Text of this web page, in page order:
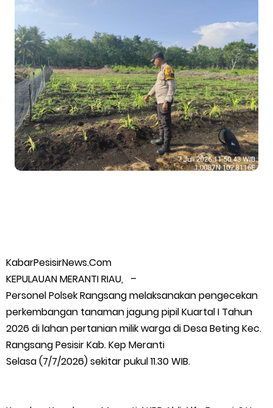
Ketenagakerjaan Diperkuat
Usut Skandal Lahan Ulayat Desa Palas, Sekoci24.co Resmi
Layangkan Surat Konfirmasi ke PT Arara Abadi.
Meranti 2026, 30 Putra-Putri Terbaik Disiapkan Kibarkan Merah
Putih
Jambore Nasional XII 2026 di Cibubur
Polres Kepulauan Meranti Gelar Ekspedisi Merah Putih" Jalin
Sinergitas dengan Insan Pers, Komunitas dan Mahasiswa
PLN Selat Panjang Minta Maaf, Janji Datangkan Mesin Sewa
KabarPesisirNews.Com
KEPULAUAN MERANTI RIAU, –
Personel Polsek Rangsang melaksanakan pengecekan
perkembangan tanaman jagung pipil Kuartal I Tahun
2026 di lahan pertanian milik warga di Desa Beting Kec.
Rangsang Pesisir Kab. Kep Meranti
Selasa (7/7/2026) sekitar pukul 11.30 WIB.